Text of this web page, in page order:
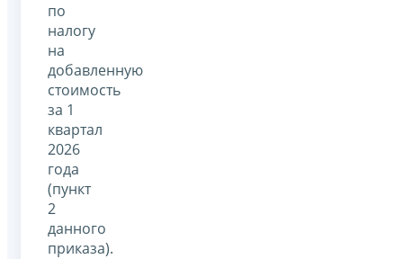
по
налогу
на
добавленную
стоимость
за 1
квартал
2026
года
(пункт
2
данного
приказа).